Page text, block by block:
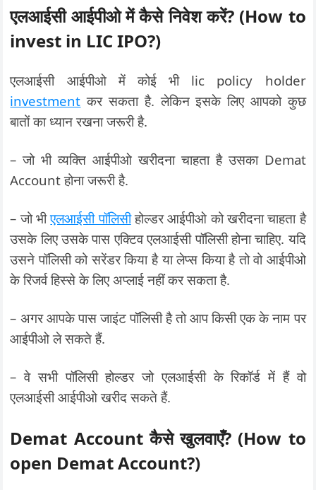
एलआईसी आईपीओ में कैसे निवेश करें? (How to
invest in LIC IPO?)
एलआईसी आईपीओ में कोई भी lic policy holder
investment कर सकता है. लेकिन इसके लिए आपको कुछ
बातों का ध्यान रखना जरूरी है.
– जो भी व्यक्ति आईपीओ खरीदना चाहता है उसका Demat
Account होना जरूरी है.
– जो भीएलआईसी पॉलिसीहोल्डर आईपीओ को खरीदना चाहता है
उसके लिए उसके पास एक्टिव एलआईसी पॉलिसी होना चाहिए. यदि
उसने पॉलिसी को सरेंडर किया है या लेप्स किया है तो वो आईपीओ
के रिजर्व हिस्से के लिए अप्लाई नहीं कर सकता है.
– अगर आपके पास जाइंट पॉलिसी है तो आप किसी एक के नाम पर
आईपीओ ले सकते हैं.
– वे सभी पॉलिसी होल्डर जो एलआईसी के रिकॉर्ड में हैं वो
एलआईसी आईपीओ खरीद सकते हैं.
Demat Account कैसे खुलवाएँ? (How to
open Demat Account?)